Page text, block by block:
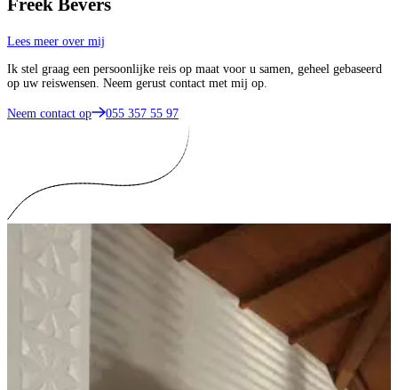
Freek Bevers
Lees meer over mij
Ik stel graag een persoonlijke reis op maat voor u samen, geheel gebaseerd
op uw reiswensen. Neem gerust contact met mij op.
Neem contact op 055 357 55 97